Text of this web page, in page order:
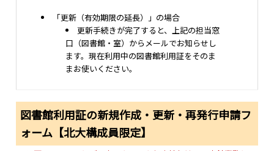
「更新（有効期限の延長）」の場合
更新手続きが完了すると、上記の担当窓
口（図書館・室）からメールでお知らせし
ます。現在利用中の図書館利用証をそのま
まお使いください。
図書館利用証の新規作成・更新・再発行申請フ
ォーム【北大構成員限定】